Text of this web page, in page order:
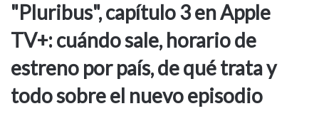
"Pluribus", capítulo 3 en Apple
TV+: cuándo sale, horario de
estreno por país, de qué trata y
todo sobre el nuevo episodio